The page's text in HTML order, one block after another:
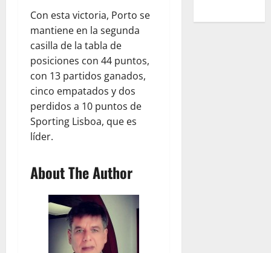
Con esta victoria, Porto se
mantiene en la segunda
casilla de la tabla de
posiciones con 44 puntos,
con 13 partidos ganados,
cinco empatados y dos
perdidos a 10 puntos de
Sporting Lisboa, que es
líder.
About The Author